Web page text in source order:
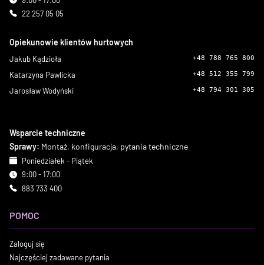
22 257 05 05
Opiekunowie klientów hurtowych
Jakub Kądzioła +48 788 765 800
Katarzyna Pawlicka +48 512 355 799
Jarosław Wodyński +48 794 301 305
Wsparcie techniczne
Sprawy: Montaż, konfiguracja, pytania techniczne
Poniedziałek - Piątek
9:00 - 17:00
883 733 400
POMOC
Zaloguj się
Najczęściej zadawane pytania